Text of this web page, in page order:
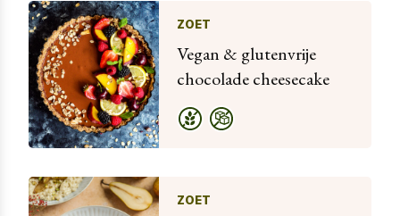
ZOET
Vegan & glutenvrije
chocolade cheesecake
ZOET